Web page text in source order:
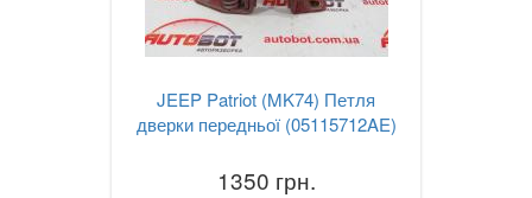
JEEP Patriot (MK74) Петля
дверки передньої (05115712AE)
1350 грн.